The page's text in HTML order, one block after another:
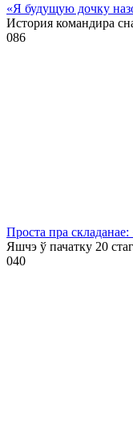
«Я будущую дочку
История командира
086
Проста пра
Яшчэ ў пачатку 20
040